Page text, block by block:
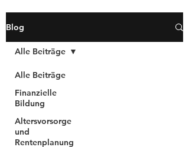
Blog
Alle Beiträge
Finanzielle
Bildung
Altersvorsorge
und
Rentenplanung
Alle Beiträge